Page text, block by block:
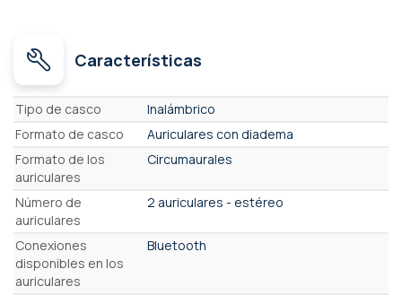
Características
Características
Tipo de casco
Inalámbrico
Formato de casco
Auriculares con diadema
Formato de los
auriculares
Circumaurales
Número de
auriculares
2 auriculares - estéreo
Conexiones
disponibles en los
auriculares
Bluetooth